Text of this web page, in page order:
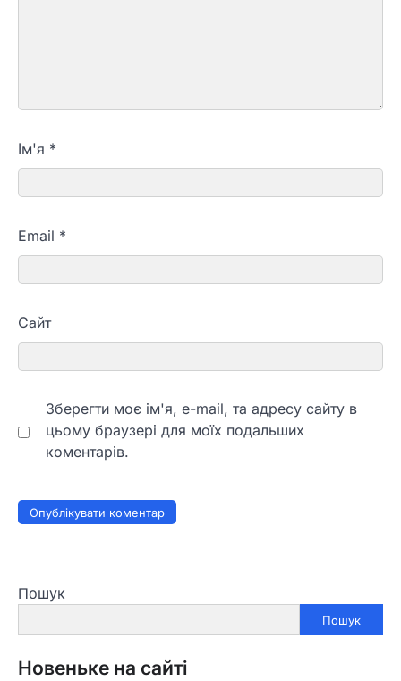
Ім'я *
Email *
Сайт
Зберегти моє ім'я, e-mail, та адресу сайту в
цьому браузері для моїх подальших
коментарів.
Пошук
Пошук
Новеньке на сайті